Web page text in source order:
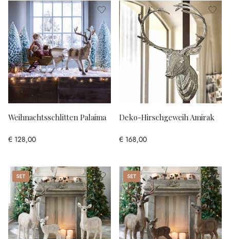
Weihnachtsschlitten Palaima
€ 128,00
Deko-Hirschgeweih Amirak
€ 168,00
Set Set